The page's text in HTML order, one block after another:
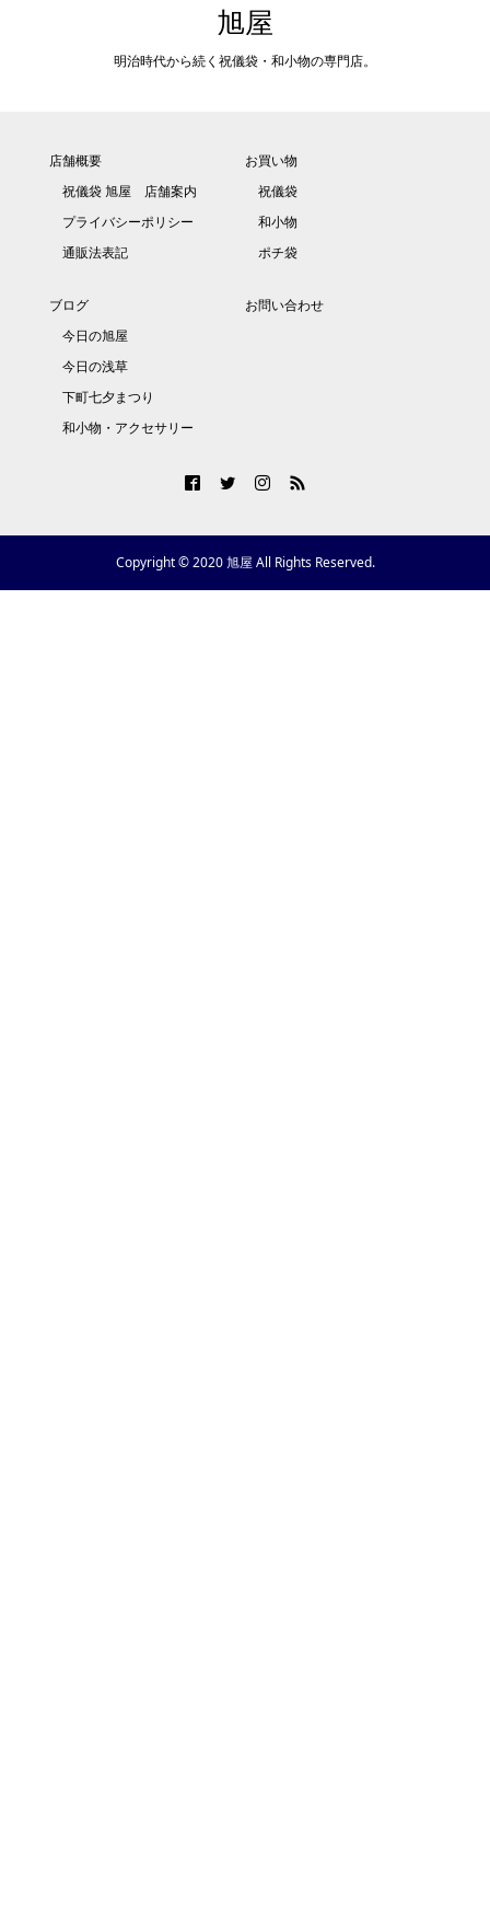
旭屋
明治時代から続く祝儀袋・和小物の専門店。
店舗概要
祝儀袋 旭屋 店舗案内
プライバシーポリシー
通販法表記
お買い物
祝儀袋
和小物
ポチ袋
ブログ
今日の旭屋
今日の浅草
下町七夕まつり
和小物・アクセサリー
お問い合わせ
Copyright © 2020 旭屋 All Rights Reserved.